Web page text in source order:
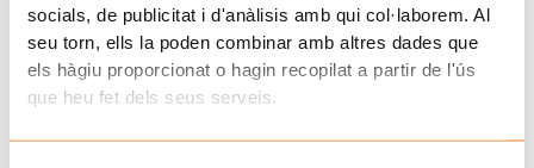
socials, de publicitat i d'anàlisis amb qui col·laborem. Al
seu torn, ells la poden combinar amb altres dades que
els hàgiu proporcionat o hagin recopilat a partir de l'ús
que heu fet dels seus serveis.
vinieran percibiendo el subsidio por cuidado de
menores afectados por cáncer u otra
enfermedad grave a 14 de marzo de 2020.
Descárgate aquí RD (Pág88)